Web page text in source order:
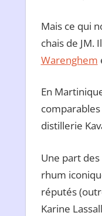
Mais ce qui
chais de JM.
Warenghem
En
distillerie
Une part
rhum
réputés
Karine